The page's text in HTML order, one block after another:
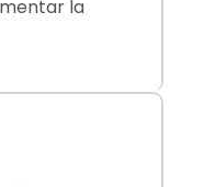
la